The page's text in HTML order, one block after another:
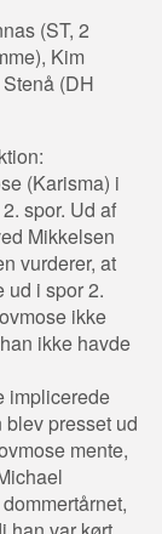
(ST, 2
Kim
(DH
(Karisma) i
spor. Ud af
Mikkelsen
vurderer, at
ud i spor 2.
ikke
ikke havde
implicerede
presset ud
mente,